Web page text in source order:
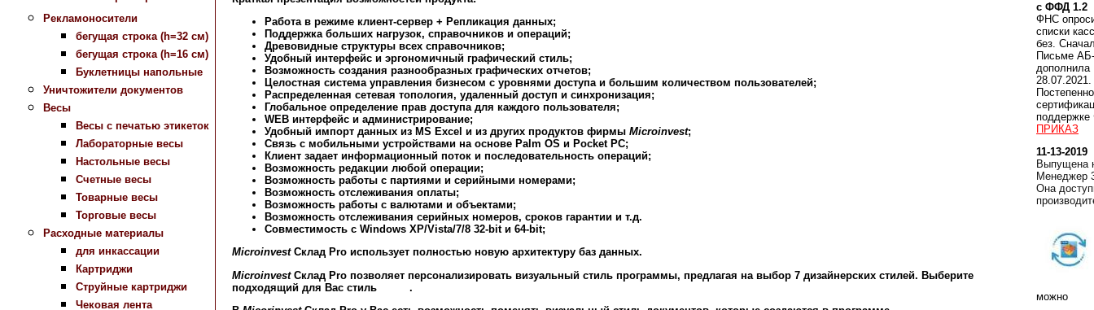
Рекламоносители
бегущая строка (h=32 см)
бегущая строка (h=16 см)
Буклетницы напольные
Уничтожители документов
Весы
Весы с печатью этикеток
Лабораторные весы
Настольные весы
Счетные весы
Товарные весы
Торговые весы
Расходные материалы
для инкассации
Картриджи
Струйные картриджи
Чековая лента
Работа в режиме клиент-сервер + Репликация данных;
Поддержка больших нагрузок, справочников и операций;
Древовидные структуры всех справочников;
Удобный интерфейс и эргономичный графический стиль;
Возможность создания разнообразных графических отчетов;
Целостная система управления бизнесом с уровнями доступа и большим количеством пользователей;
Распределенная сетевая топология, удаленный доступ и синхронизация;
Глобальное определение прав доступа для каждого пользователя;
WEB интерфейс и администрирование;
Удобный импорт данных из MS Excel и из других продуктов фирмы Microinvest;
Связь с мобильными устройствами на основе Palm OS и Pocket PC;
Клиент задает информационный поток и последовательность операций;
Возможность редакции любой операции;
Возможность работы с партиями и серийными номерами;
Возможность отслеживания оплаты;
Возможность работы с валютами и объектами;
Возможность отслеживания серийных номеров, сроков гарантии и т.д.
Совместимость с Windows XP/Vista/7/8 32-bit и 64-bit;
MicroinvestСклад Pro использует полностью новую архитектуру баз данных.
MicroinvestСклад Pro позволяет персонализировать визуальный стиль программы, предлагая на выбор 7 дизайнерских стилей. Выберите
подходящий для Вас стиль
.
с ФФД 1.2
ФНС
списки
без.
Письме АБ-
28.07.2021.
поддержке
ПРИКАЗ
11-13-2019
Выпущена
Менеджер
Она
можно